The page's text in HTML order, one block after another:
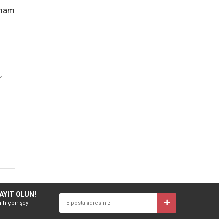
OLUN!
hiçbir şeyi